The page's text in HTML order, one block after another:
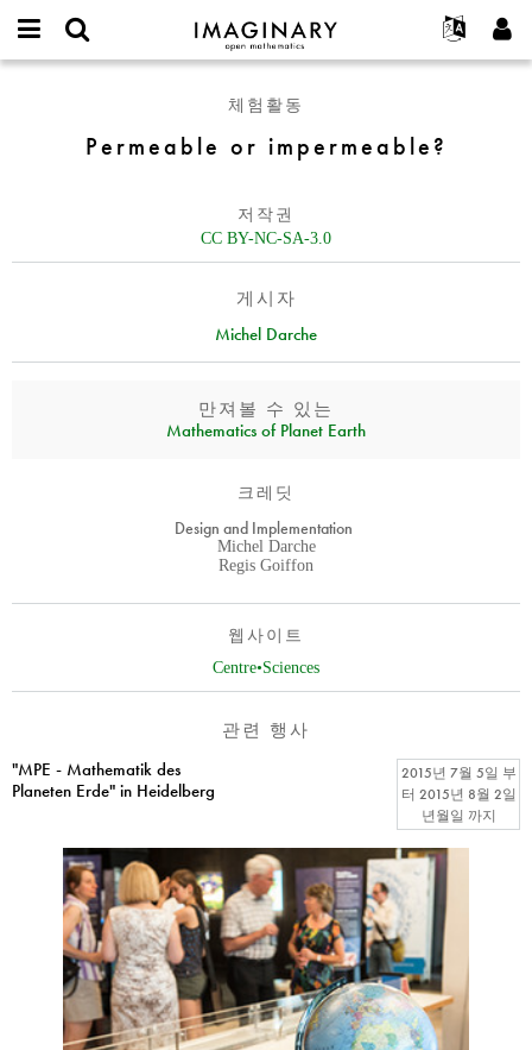
IMAGINARY
open
Français
Deutsch
Español
Türkçe
Programs
Galleries
Films
Texts
Exhibitions
나머지 보기...
프로젝트
참가하기
username
가입하기
새로운 비밀번호 요청하기
impermeable?
체험활동
Permeable or impermeable?
저작권
CC BY-NC-SA-3.0
게시자
Michel Darche
만져볼 수 있는
Mathematics of Planet Earth
크레딧
Design and Implementation
Michel Darche
Regis Goiffon
웹사이트
Centre•Sciences
관련 행사
"MPE - Mathematik des
Planeten Erde" in Heidelberg
2015년 7월 5일 부
터 2015년 8월 2일
년월일 까지